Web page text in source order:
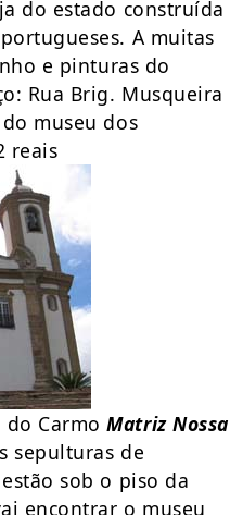
do estado construída
A muitas
e pinturas do
Rua Brig. Musqueira
museu dos
reais
do CarmoMatriz Nossa
sepulturas de
sob o piso da
encontrar o museu